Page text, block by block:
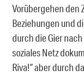
Vorübergehen den
Beziehungen und
durch die Gier
soziales Netz
Riva!“ aber durch